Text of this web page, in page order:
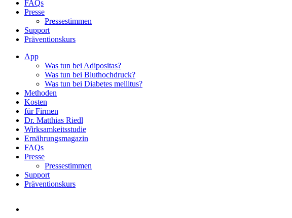
FAQs
Presse
Pressestimmen
Support
Präventionskurs
App
Was tun bei Adipositas?
Was tun bei Bluthochdruck?
Was tun bei Diabetes mellitus?
Methoden
Kosten
für Firmen
Dr. Matthias Riedl
Wirksamkeitsstudie
Ernährungsmagazin
FAQs
Presse
Pressestimmen
Support
Präventionskurs